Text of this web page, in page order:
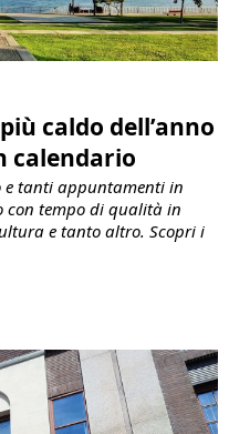
caldo dell’anno
calendario
e tanti appuntamenti in
con tempo di qualità in
e tanto altro. Scopri i